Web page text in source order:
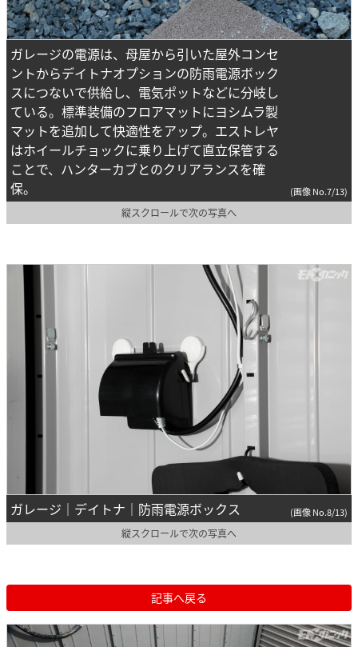
ガレージの電源は、母屋から引いた屋外コンセ
ントからデイトナオプションの防雨電源ボック
スにつないで供給し、電気ポットなどに分岐し
ている。標準装備のフロアマットにヨシムラ製
マットを追加して快適性をアップ。エストレヤ
はホイールチョックに乗り上げて直立保管する
ことで、ハンターカブとのクリアランスを確
保。
(画像 No.7/13)
縦スクロールで次の写真へ
ガレージ｜デイトナ｜防雨電源ボックス (画像 No.8/13)
縦スクロールで次の写真へ
記事へ戻る